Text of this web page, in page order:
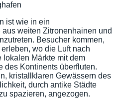
ist wie in ein
weiten Zitronenhainen und
Besucher kommen,
wo die Luft nach
lokalen Märkte mit dem
des Kontinents überfluten.
kristallklaren Gewässern des
durch antike Städte
spazieren, angezogen.